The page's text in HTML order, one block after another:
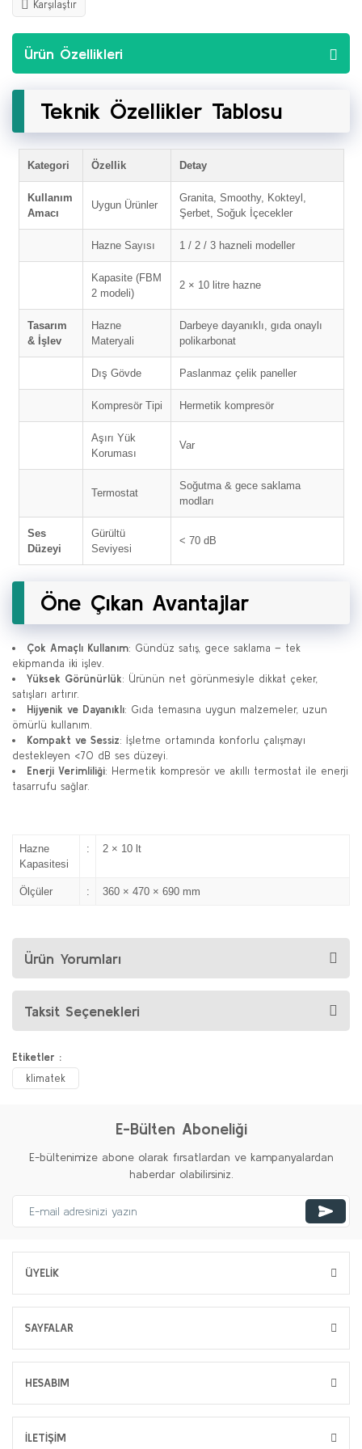
Karşılaştır
Ürün Özellikleri
Teknik Özellikler Tablosu
Kategori Özellik Detay
Kullanım
Amacı
Uygun Ürünler
Granita, Smoothy, Kokteyl,
Şerbet, Soğuk İçecekler
Hazne Sayısı 1 / 2 / 3 hazneli modeller
Kapasite (FBM
2 modeli)
2 × 10 litre hazne
Tasarım
& İşlev
Hazne
Materyali
Darbeye dayanıklı, gıda onaylı
polikarbonat
Dış Gövde Paslanmaz çelik paneller
Kompresör Tipi Hermetik kompresör
Aşırı Yük
Koruması
Var
Termostat
Soğutma & gece saklama
modları
Ses
Düzeyi
Gürültü
Seviyesi
< 70 dB
Öne Çıkan Avantajlar
Çok Amaçlı Kullanım: Gündüz satış, gece saklama – tek
ekipmanda iki işlev.
Yüksek Görünürlük: Ürünün net görünmesiyle dikkat çeker,
satışları artırır.
Hijyenik ve Dayanıklı: Gıda temasına uygun malzemeler, uzun
ömürlü kullanım.
Kompakt ve Sessiz: İşletme ortamında konforlu çalışmayı
destekleyen <70 dB ses düzeyi.
Enerji Verimliliği: Hermetik kompresör ve akıllı termostat ile enerji
tasarrufu sağlar.
Hazne
Kapasitesi
: 2 × 10 lt
Ölçüler : 360 × 470 × 690 mm
Ürün Yorumları
Taksit Seçenekleri
Etiketler :
klimatek
E-Bülten Aboneliği
E-bültenimize abone olarak fırsatlardan ve kampanyalardan
haberdar olabilirsiniz.
ÜYELİK
SAYFALAR
HESABIM
İLETİŞİM